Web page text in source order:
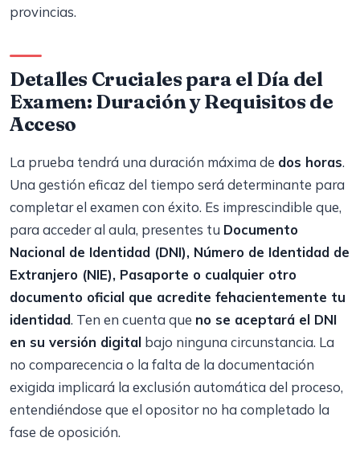
provincias.
Detalles Cruciales para el Día del
Examen: Duración y Requisitos de
Acceso
La prueba tendrá una duración máxima de dos horas.
Una gestión eficaz del tiempo será determinante para
completar el examen con éxito. Es imprescindible que,
para acceder al aula, presentes tu Documento
Nacional de Identidad (DNI), Número de Identidad de
Extranjero (NIE), Pasaporte o cualquier otro
documento oficial que acredite fehacientemente tu
identidad. Ten en cuenta que no se aceptará el DNI
en su versión digital bajo ninguna circunstancia. La
no comparecencia o la falta de la documentación
exigida implicará la exclusión automática del proceso,
entendiéndose que el opositor no ha completado la
fase de oposición.